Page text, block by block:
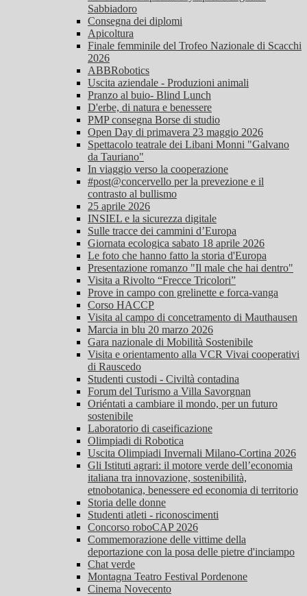
Sabbiadoro
Consegna dei diplomi
Apicoltura
Finale femminile del Trofeo Nazionale di Scacchi
2026
ABBRobotics
Uscita aziendale - Produzioni animali
Pranzo al buio- Blind Lunch
D'erbe, di natura e benessere
PMP consegna Borse di studio
Open Day di primavera 23 maggio 2026
Spettacolo teatrale dei Libani Monni "Galvano
da Tauriano"
In viaggio verso la cooperazione
#post@concervello per la prevezione e il
contrasto al bullismo
25 aprile 2026
INSIEL e la sicurezza digitale
Sulle tracce dei cammini d’Europa
Giornata ecologica sabato 18 aprile 2026
Le foto che hanno fatto la storia d'Europa
Presentazione romanzo "Il male che hai dentro"
Visita a Rivolto “Frecce Tricolori”
Prove in campo con grelinette e forca-vanga
Corso HACCP
Visita al campo di concetramento di Mauthausen
Marcia in blu 20 marzo 2026
Gara nazionale di Mobilità Sostenibile
Visita e orientamento alla VCR Vivai cooperativi
di Rauscedo
Studenti custodi - Civiltà contadina
Forum del Turismo a Villa Savorgnan
Oriéntati a cambiare il mondo, per un futuro
sostenibile
Laboratorio di caseificazione
Olimpiadi di Robotica
Uscita Olimpiadi Invernali Milano-Cortina 2026
Gli Istituti agrari: il motore verde dell’economia
italiana tra innovazione, sostenibilità,
etnobotanica, benessere ed economia di territorio
Storia delle donne
Studenti atleti - riconoscimenti
Concorso roboCAP 2026
Commemorazione delle vittime della
deportazione con la posa delle pietre d'inciampo
Chat verde
Montagna Teatro Festival Pordenone
Cinema Novecento